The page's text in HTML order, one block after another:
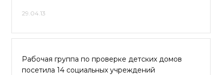
29.04.13
Рабочая группа по проверке детских домов
посетила 14 социальных учреждений